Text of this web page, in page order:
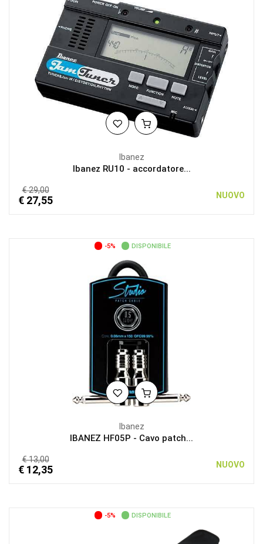
Ibanez
Ibanez RU10 - accordatore...
€ 29,00
€ 27,55 NUOVO
-5% DISPONIBILE
Ibanez
IBANEZ HF05P - Cavo patch...
€ 13,00
€ 12,35 NUOVO
-5% DISPONIBILE